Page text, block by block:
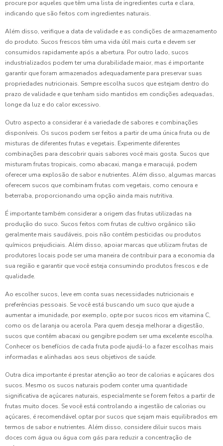
procure por aqueles que têm uma lista de ingredientes curta e clara,
indicando que são feitos com ingredientes naturais.
Além disso, verifique a data de validade e as condições de armazenamento
do produto. Sucos frescos têm uma vida útil mais curta e devem ser
consumidos rapidamente após a abertura. Por outro lado, sucos
industrializados podem ter uma durabilidade maior, mas é importante
garantir que foram armazenados adequadamente para preservar suas
propriedades nutricionais. Sempre escolha sucos que estejam dentro do
prazo de validade e que tenham sido mantidos em condições adequadas,
longe da luz e do calor excessivo.
Outro aspecto a considerar é a variedade de sabores e combinações
disponíveis. Os sucos podem ser feitos a partir de uma única fruta ou de
misturas de diferentes frutas e vegetais. Experimente diferentes
combinações para descobrir quais sabores você mais gosta. Sucos que
misturam frutas tropicais, como abacaxi, manga e maracujá, podem
oferecer uma explosão de sabor e nutrientes. Além disso, algumas marcas
oferecem sucos que combinam frutas com vegetais, como cenoura e
beterraba, proporcionando uma opção ainda mais nutritiva.
É importante também considerar a origem das frutas utilizadas na
produção do suco. Sucos feitos com frutas de cultivo orgânico são
geralmente mais saudáveis, pois não contêm pesticidas ou produtos
químicos prejudiciais. Além disso, apoiar marcas que utilizam frutas de
produtores locais pode ser uma maneira de contribuir para a economia da
sua região e garantir que você esteja consumindo produtos frescos e de
qualidade.
Ao escolher sucos, leve em conta suas necessidades nutricionais e
preferências pessoais. Se você está buscando um suco que ajude a
aumentar a imunidade, por exemplo, opte por sucos ricos em vitamina C,
como os de laranja ou acerola. Para quem deseja melhorar a digestão,
sucos que contêm abacaxi ou gengibre podem ser uma excelente escolha.
Conhecer os benefícios de cada fruta pode ajudá-lo a fazer escolhas mais
informadas e alinhadas aos seus objetivos de saúde.
Outra dica importante é prestar atenção ao teor de calorias e açúcares dos
sucos. Mesmo os sucos naturais podem conter uma quantidade
significativa de açúcares naturais, especialmente se forem feitos a partir de
frutas muito doces. Se você está controlando a ingestão de calorias ou
açúcares, é recomendável optar por sucos que sejam mais equilibrados em
termos de sabor e nutrientes. Além disso, considere diluir sucos mais
doces com água ou água com gás para reduzir a concentração de